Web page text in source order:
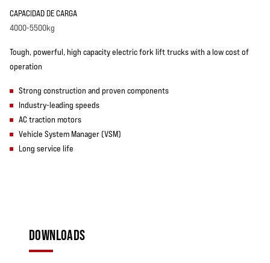
CAPACIDAD DE CARGA
4000-5500kg
Tough, powerful, high capacity electric fork lift trucks with a low cost of
operation
Strong construction and proven components
Industry-leading speeds
AC traction motors
Vehicle System Manager (VSM)
Long service life
DOWNLOADS